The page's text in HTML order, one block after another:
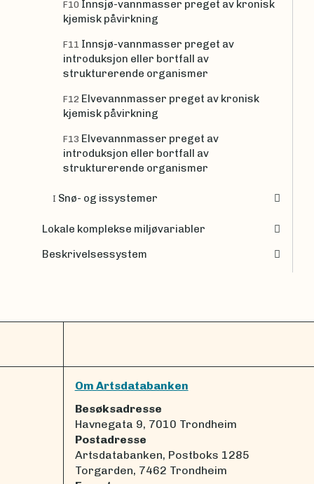
F10 Innsjø-vannmasser preget av kronisk
kjemisk påvirkning
F11 Innsjø-vannmasser preget av
introduksjon eller bortfall av
strukturerende organismer
F12 Elvevannmasser preget av kronisk
kjemisk påvirkning
F13 Elvevannmasser preget av
introduksjon eller bortfall av
strukturerende organismer
I Snø- og issystemer
Lokale komplekse miljøvariabler
Beskrivelsessystem
Om Artsdatabanken
Besøksadresse
Havnegata 9, 7010 Trondheim
Postadresse
Artsdatabanken, Postboks 1285
Torgarden, 7462 Trondheim